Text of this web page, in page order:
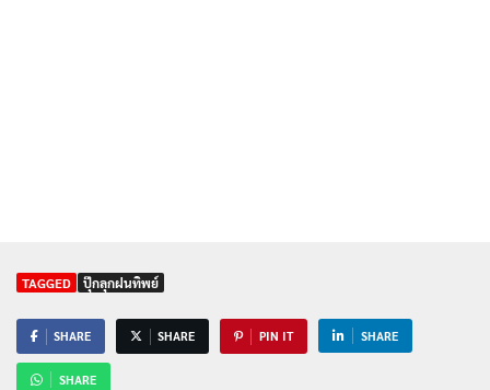
TAGGED ปุ๊กลุกฝนทิพย์
SHARE SHARE PIN IT SHARE
SHARE